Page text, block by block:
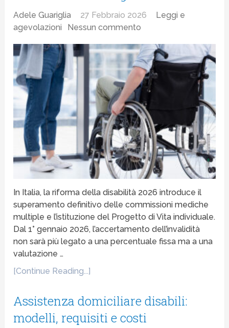
Adele Guariglia 27 Febbraio 2026
Leggi e
agevolazioni
Nessun commento
In Italia, la riforma della disabilità 2026 introduce il
superamento definitivo delle commissioni mediche
multiple e l’istituzione del Progetto di Vita individuale.
Dal 1° gennaio 2026, l’accertamento dell’invalidità
non sarà più legato a una percentuale fissa ma a una
valutazione …
[Continue Reading...]
Assistenza domiciliare disabili:
modelli, requisiti e costi